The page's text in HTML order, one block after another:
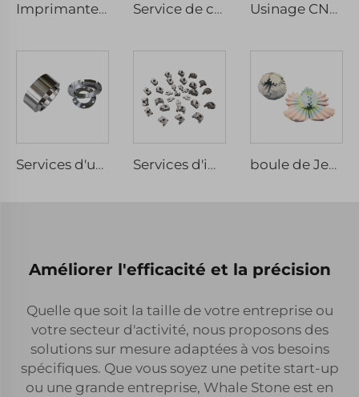
Imprimante 3D SLM pour l'usinage personnalisé de pièces en acier CNC Fabrication de prototypes Service de centre d'usinage CNC de pièces tournées et fraisées en métal 3D sur mesure en laiton, aluminium et acier inoxydable Usinage CNC sur mesure Pièces de précision Usinage micro Pièces mécaniques et services de fabrication
Services d'usinage CNC de petite série en laiton, acier inoxydable et aluminium à forte demande de précision Services d'impression 3D métallique SLM sur mesure en acier inoxydable et alliages d'aluminium de haute qualité pour le prototypage rapide boule de Jeu 3D Imprimée pour Anxiété, Jouet Coloré à Prototypage Rapide avec Boule Rotative pour Enfants et Adultes, Sphère Tournante sur le Bout des Doigts
Améliorer l'efficacité et la précision
Quelle que soit la taille de votre entreprise ou
votre secteur d'activité, nous proposons des
solutions sur mesure adaptées à vos besoins
spécifiques. Que vous soyez une petite start-up
ou une grande entreprise, Whale Stone est en